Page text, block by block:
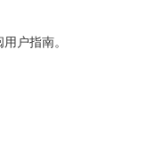
户指南。